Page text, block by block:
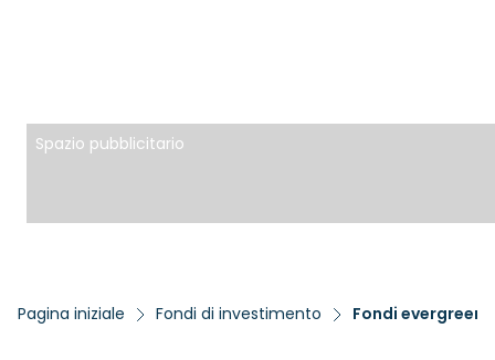
Spazio pubblicitario
Pagina iniziale Fondi di investimento Fondi evergreen